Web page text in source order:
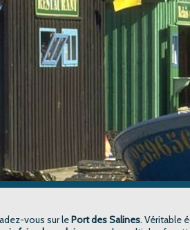
vous sur lePort des Salines. Véritable